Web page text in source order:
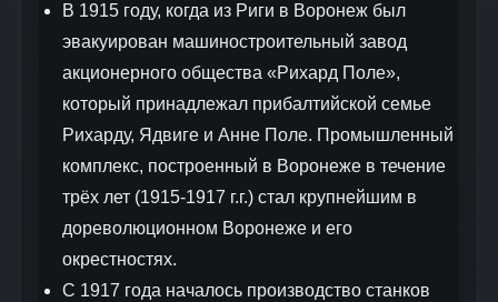
В 1915 году, когда из Риги в Воронеж был
эвакуирован машиностроительный завод
акционерного общества «Рихард Поле»,
который принадлежал прибалтийской семье
Рихарду, Ядвиге и Анне Поле. Промышленный
комплекс, построенный в Воронеже в течение
трёх лет (1915-1917 г.г.) стал крупнейшим в
дореволюционном Воронеже и его
окрестностях.
С 1917 года началось производство станков